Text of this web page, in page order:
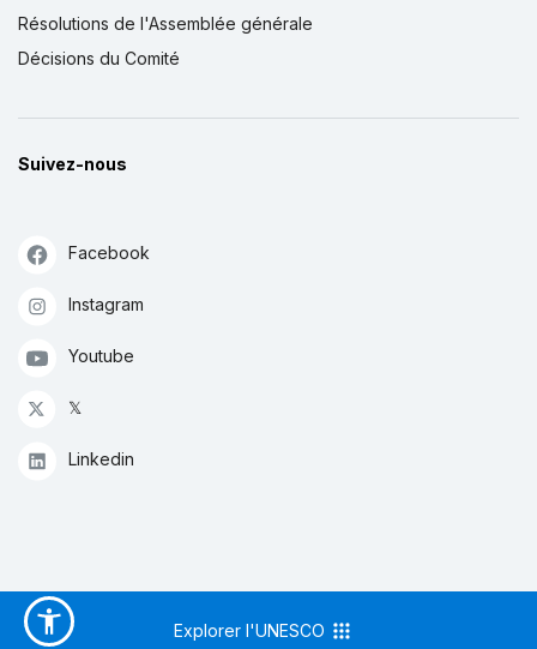
Résolutions de l'Assemblée générale
Décisions du Comité
Suivez-nous
Facebook
Instagram
Youtube
𝕏
Linkedin
Explorer l'UNESCO